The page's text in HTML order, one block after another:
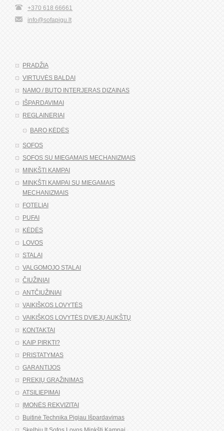
+370 618 66661
info@sofapigu.lt
PRADŽIA
VIRTUVĖS BALDAI
NAMO / BUTO INTERJERAS DIZAINAS
IŠPARDAVIMAI
REGLAINERIAI
BARO KĖDĖS
SOFOS
SOFOS SU MIEGAMAIS MECHANIZMAIS
MINKŠTI KAMPAI
MINKŠTI KAMPAI SU MIEGAMAIS
MECHANIZMAIS
FOTELIAI
PUFAI
KĖDĖS
LOVOS
STALAI
VALGOMOJO STALAI
ČIUŽINIAI
ANTČIUŽINIAI
VAIKIŠKOS LOVYTĖS
VAIKIŠKOS LOVYTĖS DVIEJŲ AUKŠTŲ
KONTAKTAI
KAIP PIRKTI?
PRISTATYMAS
GARANTIJOS
PREKIŲ GRĄŽINIMAS
ATSILIEPIMAI
ĮMONĖS REKVIZITAI
Buitinė Technika Pigiau Išpardavimas